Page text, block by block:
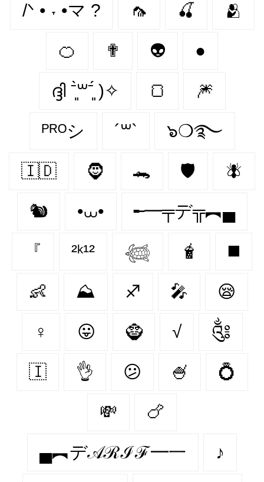
/ᐠ • ˕ •マ ? 🦟 🍒 🫂
🍊 ✟ 👽 ●
ദ്ദി ˉ͈̀꒳ˉ͈́ )✧ 🍞 🎆
ᴾᴿᴼシ ´꒳` ๖❍࿐
🇮🇩 🧔 🐊 🛡 🪰
🐿️ •⩊• ╾━╤デ╦︻▄
『 ²ᵏ¹² 𓆉 🧋 ◼️
👶 ⛰ ♐ 🎤 😪
♀ 😛 🧌 √ ༃
🇮‌ 👌 😕 🍧 💍
💸 🍗
▄︻デ𝒜ℛℐℱ━一 ♪